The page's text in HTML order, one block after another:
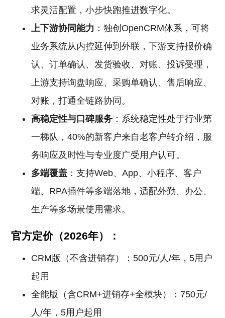
求灵活配置，小步快跑推进数字化。
上下游协同能力 ：独创OpenCRM体系，可将
业务系统从内控延伸到外联，下游支持报价确
认、订单确认、发货验收、对账、投诉受理，
上游支持询盘响应、采购单确认、售后响应、
对账，打通全链路协同。
高稳定性与口碑服务 ：系统稳定性处于行业第
一梯队，40%的新客户来自老客户转介绍，服
务响应及时性与专业度广受用户认可。
多端覆盖 ：支持Web、App、小程序、客户
端、RPA插件等多端落地，适配外勤、办公、
生产等多场景使用需求。
官方定价（2026年）：
CRM版（不含进销存）：500元/人/年，5用户
起用
全能版（含CRM+进销存+全模块）：750元/
人/年，5用户起用